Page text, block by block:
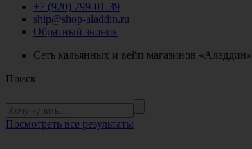
+7 (920) 799-01-39
ship@shop-aladdin.ru
Обратный звонок
Сеть кальянных и вейп магазинов «Аладдин»
Поиск
Посмотреть все результаты